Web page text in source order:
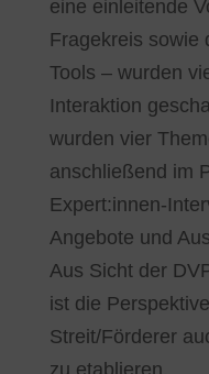
eine einleitende
Fragekreis sowie
Tools – wurden
Interaktion
wurden vier
anschließend im
Expert:innen-
Angebote und
Aus Sicht der
ist die
Streit/Förderer
zu etablieren.